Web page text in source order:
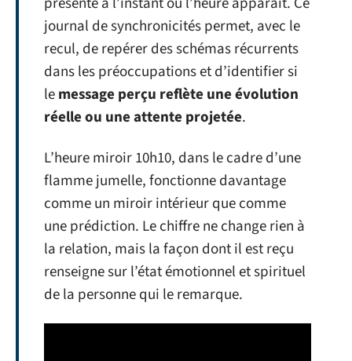
journal de synchronicités permet, avec le
recul, de repérer des schémas récurrents
dans les préoccupations et d’identifier si
lemessage perçu reflète une évolution
réelle ou une attente projetée.
L’heure miroir 10h10, dans le cadre d’une
flamme jumelle, fonctionne davantage
comme un miroir intérieur que comme
une prédiction. Le chiffre ne change rien à
la relation, mais la façon dont il est reçu
renseigne sur l’état émotionnel et spirituel
de la personne qui le remarque.